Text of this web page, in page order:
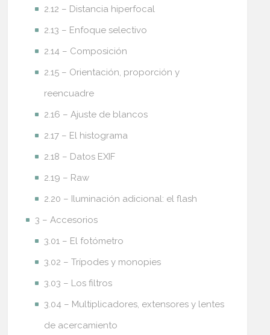
2.12 – Distancia hiperfocal
2.13 – Enfoque selectivo
2.14 – Composición
2.15 – Orientación, proporción y
reencuadre
2.16 – Ajuste de blancos
2.17 – El histograma
2.18 – Datos EXIF
2.19 – Raw
2.20 – Iluminación adicional: el flash
3 – Accesorios
3.01 – El fotómetro
3.02 – Trípodes y monopies
3.03 – Los filtros
3.04 – Multiplicadores, extensores y lentes
de acercamiento